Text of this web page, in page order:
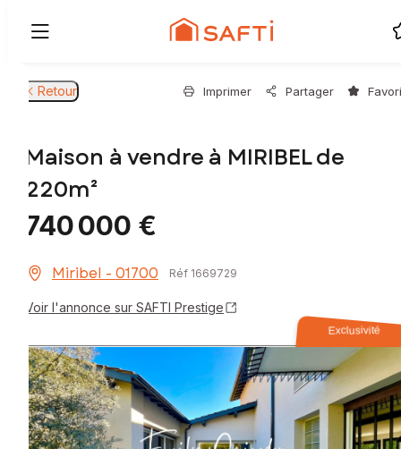
Retour Imprimer Partager
Maison à vendre à MIRIBEL de
220m²
740 000 €
Miribel - 01700 Réf 1669729
Voir l'annonce sur SAFTI Prestige
Exclusivité